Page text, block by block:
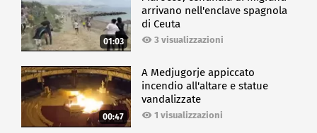
01:03
arrivano nell'enclave spagnola
di Ceuta
3 visualizzazioni
00:47
A Medjugorje appiccato
incendio all'altare e statue
vandalizzate
1 visualizzazioni